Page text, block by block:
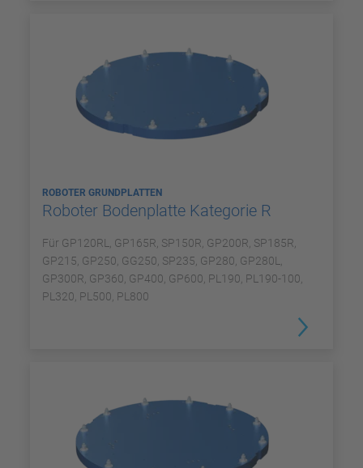
ROBOTER GRUNDPLATTEN
Roboter Bodenplatte Kategorie R
Für GP120RL, GP165R, SP150R, GP200R, SP185R,
GP215, GP250, GG250, SP235, GP280, GP280L,
GP300R, GP360, GP400, GP600, PL190, PL190-100,
PL320, PL500, PL800